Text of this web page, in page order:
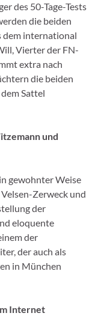
des 50-Tage-Tests
die beiden
dem international
Vierter der FN-
extra nach
die beiden
Sattel
und
gewohnter Weise
Zerweck und
der
eloquente
der
der auch als
in München
Internet